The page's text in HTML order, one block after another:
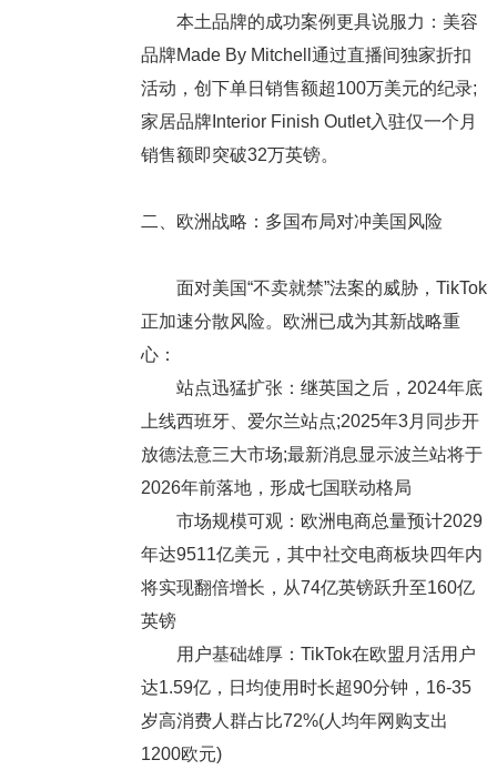
本土品牌的成功案例更具说服力：美容
品牌Made By Mitchell通过直播间独家折扣
活动，创下单日销售额超100万美元的纪录;
家居品牌Interior Finish Outlet入驻仅一个月
销售额即突破32万英镑。
二、欧洲战略：多国布局对冲美国风险
面对美国“不卖就禁”法案的威胁，TikTok
正加速分散风险。欧洲已成为其新战略重
心：
站点迅猛扩张：继英国之后，2024年底
上线西班牙、爱尔兰站点;2025年3月同步开
放德法意三大市场;最新消息显示波兰站将于
2026年前落地，形成七国联动格局
市场规模可观：欧洲电商总量预计2029
年达9511亿美元，其中社交电商板块四年内
将实现翻倍增长，从74亿英镑跃升至160亿
英镑
用户基础雄厚：TikTok在欧盟月活用户
达1.59亿，日均使用时长超90分钟，16-35
岁高消费人群占比72%(人均年网购支出
1200欧元)